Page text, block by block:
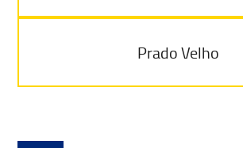
Prado Velho